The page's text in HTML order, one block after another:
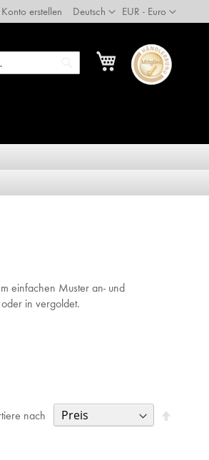
Währung
EUR - Euro
Language
Deutsch
Konto erstellen
Mein Warenkorb
einfachen Muster an- und
in vergoldet.
nach